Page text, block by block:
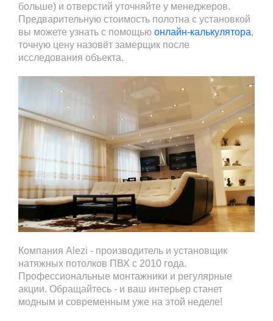
больше) и отверстий уточняйте у менеджеров.
Предварительную стоимость полотна с установкой
вы можете узнать с помощью онлайн-калькулятора,
точную цену назовёт замерщик после
исследования объекта.
Компания Alezi - производитель и установщик
натяжных потолков ПВХ с 2010 года.
Профессиональные монтажники и регулярные
акции. Обращайтесь - и ваш интерьер станет
модным и современным уже на этой неделе!